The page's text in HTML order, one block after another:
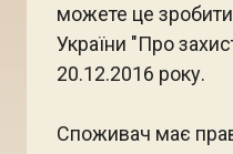
можете це
України "Про
20.12.2016 року.
Споживач має